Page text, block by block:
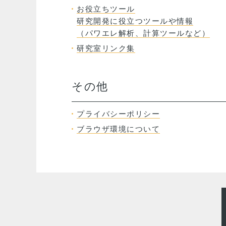
お役立ちツール
研究開発に役⽴つツールや情報
（パワエレ解析、計算ツールなど）
研究室リンク集
その他
プライバシーポリシー
ブラウザ環境について